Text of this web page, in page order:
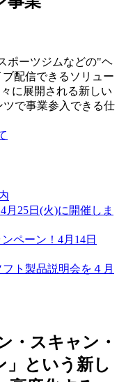
ポーツジムなどの"ヘ
配信できるソリュー
に展開される新しい
で事業参入できる仕
月25日(火)に開催しま
ペーン！4月14日
ト製品説明会を４月
・スキャン・
」という新し